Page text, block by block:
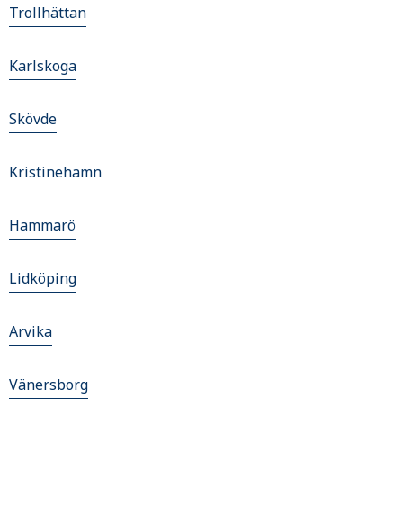
Trollhättan
Karlskoga
Skövde
Kristinehamn
Hammarö
Lidköping
Arvika
Vänersborg